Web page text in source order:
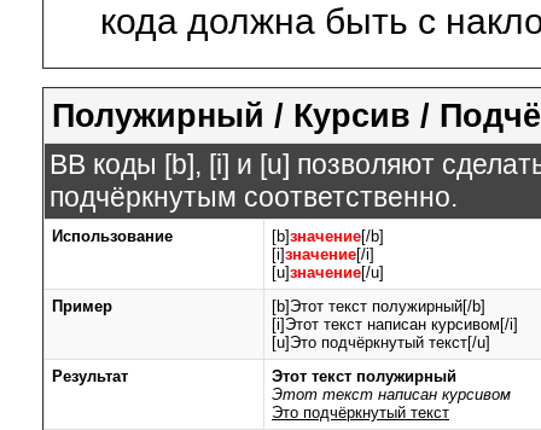
кода должна быть с
Полужирный / Курсив /
BB коды [b], [i] и [u] позволяют
подчёркнутым соответственно.
Использование [b]значение[/b]
[i]значение[/i]
[u]значение[/u]
Пример
[b]Этот текст полужирный[/b]
[i]Этот текст написан курсивом[/i]
[u]Это подчёркнутый текст[/u]
Результат
Этот текст полужирный
Этот текст написан курсивом
Это подчёркнутый текст